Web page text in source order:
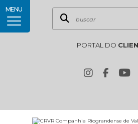
PORTAL DO
MENU